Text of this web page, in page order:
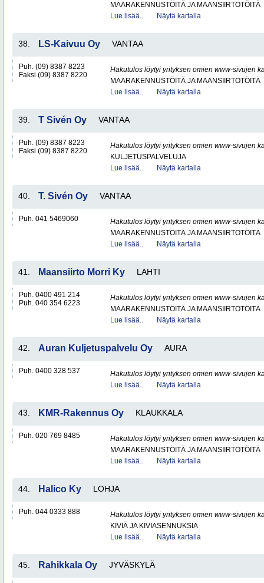
MAARAKENNUSTÖITÄ JA MAANSIIRTOTÖITÄ
Lue lisää..
Näytä kartalla
38. LS-Kaivuu Oy VANTAA
Puh. (09) 8387 8223
Faksi (09) 8387 8220
Hakutulos löytyi yrityksen omien www-sivujen
MAARAKENNUSTÖITÄ JA MAANSIIRTOTÖITÄ
Lue lisää..
Näytä kartalla
39. T Sivén Oy VANTAA
Puh. (09) 8387 8223
Faksi (09) 8387 8220
Hakutulos löytyi yrityksen omien www-sivujen
KULJETUSPALVELUJA
Lue lisää..
Näytä kartalla
40. T. Sivén Oy VANTAA
Puh. 041 5469060
Hakutulos löytyi yrityksen omien www-sivujen
MAARAKENNUSTÖITÄ JA MAANSIIRTOTÖITÄ
Lue lisää..
Näytä kartalla
41. Maansiirto Morri Ky LAHTI
Puh. 0400 491 214
Puh. 040 354 6223
Hakutulos löytyi yrityksen omien www-sivujen
MAARAKENNUSTÖITÄ JA MAANSIIRTOTÖITÄ
Lue lisää..
Näytä kartalla
42. Auran Kuljetuspalvelu Oy AURA
Puh. 0400 328 537
Hakutulos löytyi yrityksen omien www-sivujen
Lue lisää..
Näytä kartalla
43. KMR-Rakennus Oy KLAUKKALA
Puh. 020 769 8485
Hakutulos löytyi yrityksen omien www-sivujen
MAARAKENNUSTÖITÄ JA MAANSIIRTOTÖITÄ
Lue lisää..
Näytä kartalla
44. Halico Ky LOHJA
Puh. 044 0333 888
Hakutulos löytyi yrityksen omien www-sivujen
KIVIÄ JA KIVIASENNUKSIA
Lue lisää..
Näytä kartalla
45. Rahikkala Oy JYVÄSKYLÄ